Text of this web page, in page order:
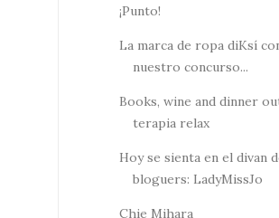
¡Punto!
La marca de ropa diKsí
nuestro concurso...
Books, wine and dinner
terapia relax
Hoy se sienta en el divan
bloguers: LadyMissJo
Chie Mihara